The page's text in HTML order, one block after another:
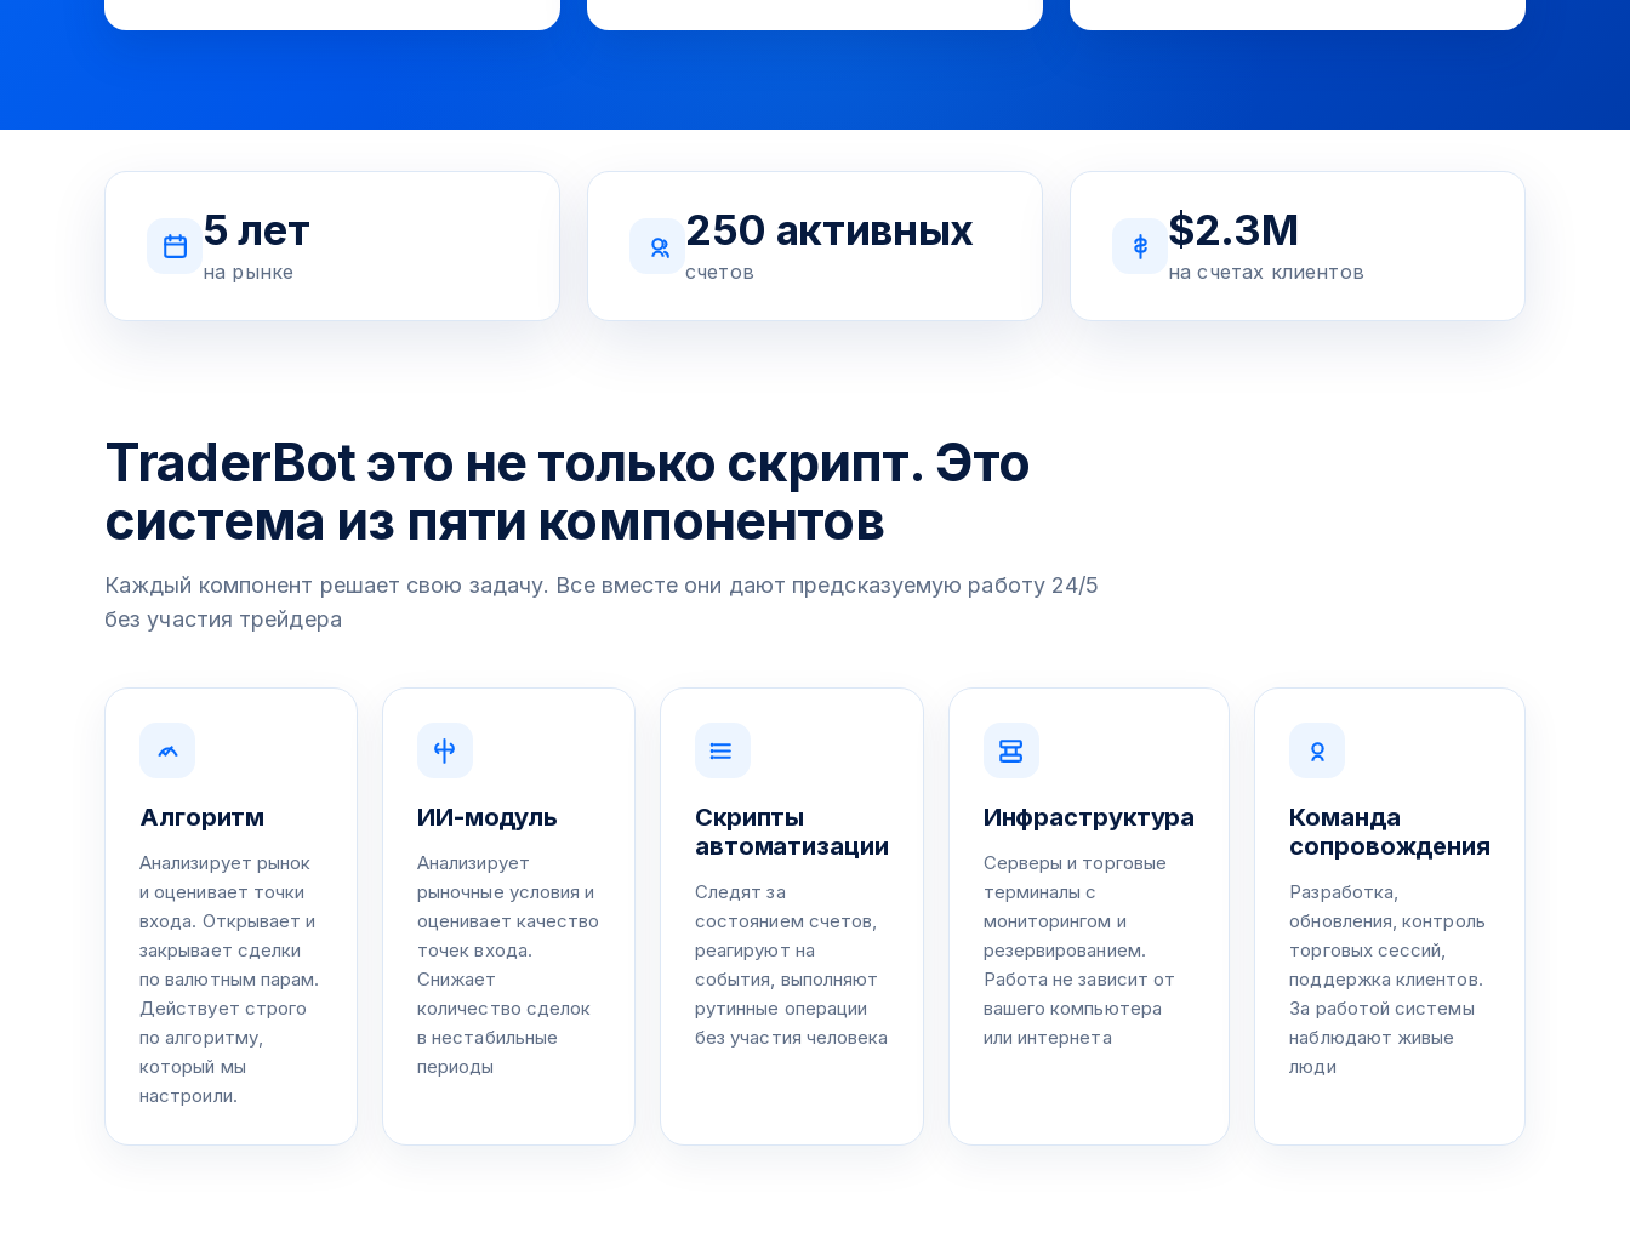
5 лет
на рынке
250 активных
счетов
$2.3M
на счетах клиентов
TraderBot это не только скрипт. Это
система из пяти компонентов
Каждый компонент решает свою задачу. Все вместе они дают предсказуемую работу 24/5
без участия трейдера
Алгоритм
Анализирует рынок
и оценивает точки
входа. Открывает и
закрывает сделки
по валютным парам.
Действует строго
по алгоритму,
который мы
настроили.
ИИ-модуль
Анализирует
рыночные условия и
оценивает качество
точек входа.
Снижает
количество сделок
в нестабильные
периоды
Скрипты
автоматизации
Следят за
состоянием счетов,
реагируют на
события, выполняют
рутинные операции
без участия человека
Инфраструктура
Серверы и торговые
терминалы с
мониторингом и
резервированием.
Работа не зависит от
вашего компьютера
или интернета
Команда
сопровождения
Разработка,
обновления, контроль
торговых сессий,
поддержка клиентов.
За работой системы
наблюдают живые
люди